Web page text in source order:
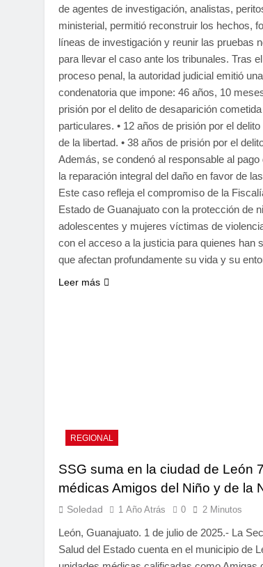
de agentes de investigación, analistas,
ministerial, permitió reconstruir los hechos,
líneas de investigación y reunir las pruebas
para llevar el caso ante los tribunales. Tras
proceso penal, la autoridad judicial emitió
condenatoria que impone: 46 años, 10
prisión por el delito de desaparición
particulares. • 12 años de prisión por el
de la libertad. • 38 años de prisión por el
Además, se condenó al responsable al
la reparación integral del daño en favor de
Este caso refleja el compromiso de la
Estado de Guanajuato con la protección de
adolescentes y mujeres víctimas de
con el acceso a la justicia para quienes han
que afectan profundamente su vida y su
Leer más
REGIONAL
SSG suma en la ciudad de León
médicas Amigos del Niño y de la
Soledad 1 Año Atrás 0 2 Minutos
León, Guanajuato. 1 de julio de 2025.- La
Salud del Estado cuenta en el municipio de